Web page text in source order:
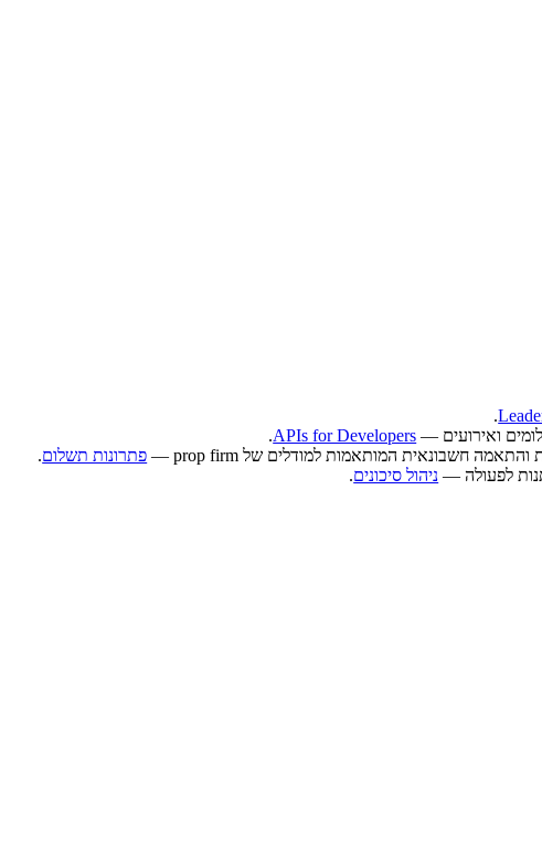
.
APIs for Developers
.
פתרונות תשלום.
ניהול סיכונים.